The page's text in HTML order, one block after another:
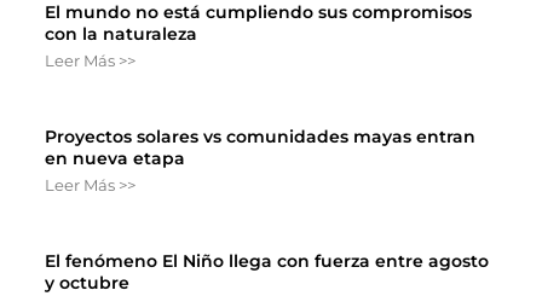
El mundo no está cumpliendo sus compromisos
con la naturaleza
Leer Más >>
Proyectos solares vs comunidades mayas entran
en nueva etapa
Leer Más >>
El fenómeno El Niño llega con fuerza entre agosto
y octubre